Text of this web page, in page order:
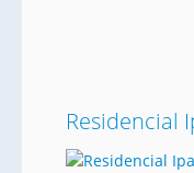
Residencial